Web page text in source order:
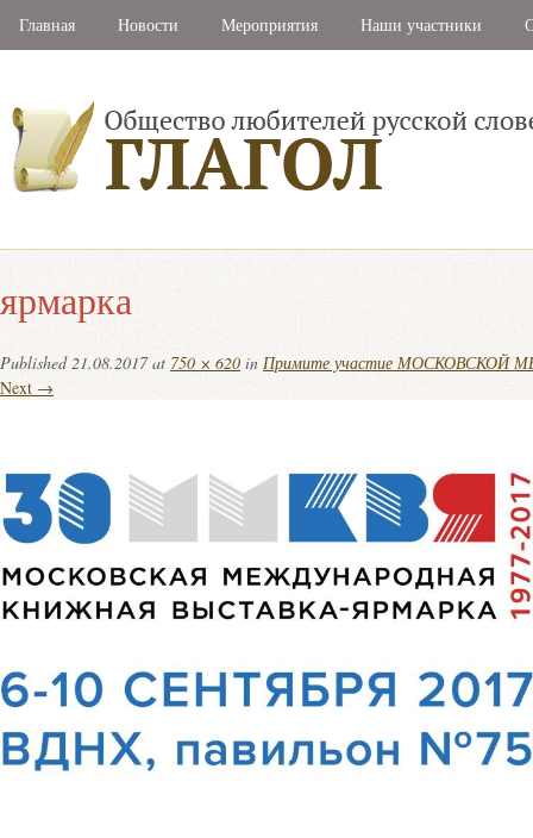
Главная Новости Мероприятия Наши участники
ярмарка
Published21.08.2017at 750 × 620 in Примите участие
Next →